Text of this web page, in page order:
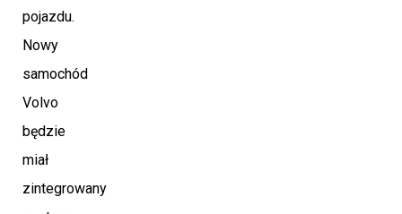
pojazdu.
Nowy
samochód
Volvo
będzie
miał
zintegrowany